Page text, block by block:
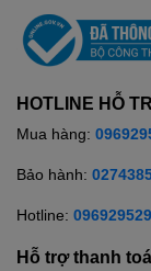
HOTLINE HỖ
Mua hàng:
Bảo hành:
Hotline:
Hỗ trợ thanh